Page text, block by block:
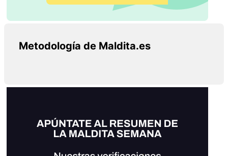
Metodología de Maldita.es